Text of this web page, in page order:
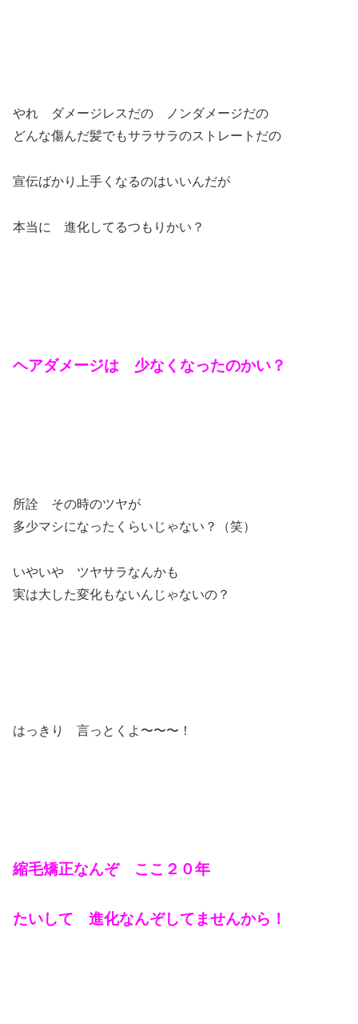
やれ ダメージレスだの ノンダメージだの
どんな傷んだ髪でもサラサラのストレートだの
宣伝ばかり上手くなるのはいいんだが
本当に 進化してるつもりかい？
ヘアダメージは 少なくなったのかい？
所詮 その時のツヤが
多少マシになったくらいじゃない？（笑）
いやいや ツヤサラなんかも
実は大した変化もないんじゃないの？
はっきり 言っとくよ〜〜〜！
縮毛矯正なんぞ ここ２０年
たいして 進化なんぞしてませんから！